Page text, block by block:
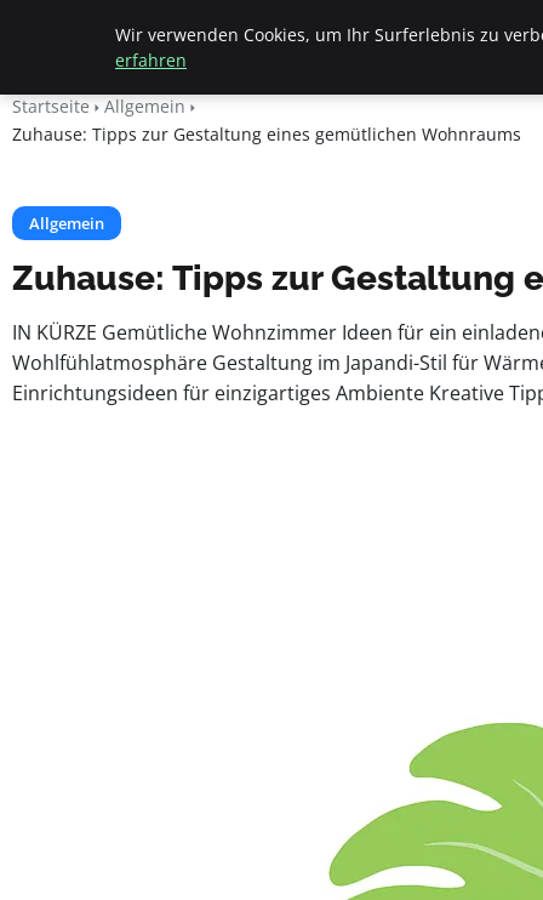
Apemania Shop
Startseite
Allgemein
Zuhause: Tipps zur Gestaltung eines gemütlichen Wohnraums
Allgemein
Zuhause: Tipps zur Gestaltung
IN KÜRZE Gemütliche Wohnzimmer Ideen für ein
Wohlfühlatmosphäre Gestaltung im Japandi-Stil für
Einrichtungsideen für einzigartiges Ambiente Kreative
Wir verwenden Cookies, um Ihr Surferlebnis zu
erfahren